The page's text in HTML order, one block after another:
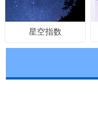
星空指数